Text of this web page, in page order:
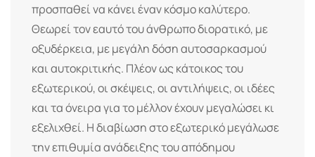
προσπαθεί να κάνει έναν κόσμο καλύτερο.
Θεωρεί τον εαυτό του άνθρωπο διορατικό, με
οξυδέρκεια, με μεγάλη δόση αυτοσαρκασμού
και αυτοκριτικής. Πλέον ως κάτοικος του
εξωτερικού, οι σκέψεις, οι αντιλήψεις, οι ιδέες
και τα όνειρα για το μέλλον έχουν μεγαλώσει κι
εξελιχθεί. Η διαβίωση στο εξωτερικό μεγάλωσε
την επιθυμία ανάδειξης του απόδημου